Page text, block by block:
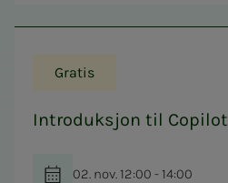
Gratis
Introduksjon til Copilot
02. nov. 12:00 - 14:00